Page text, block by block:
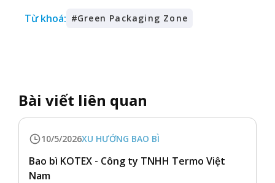
Từ khoá: #Green Packaging Zone
Bài viết liên quan
10/5/2026XU HƯỚNG BAO BÌ
Bao bì KOTEX - Công ty TNHH Termo Việt
Nam